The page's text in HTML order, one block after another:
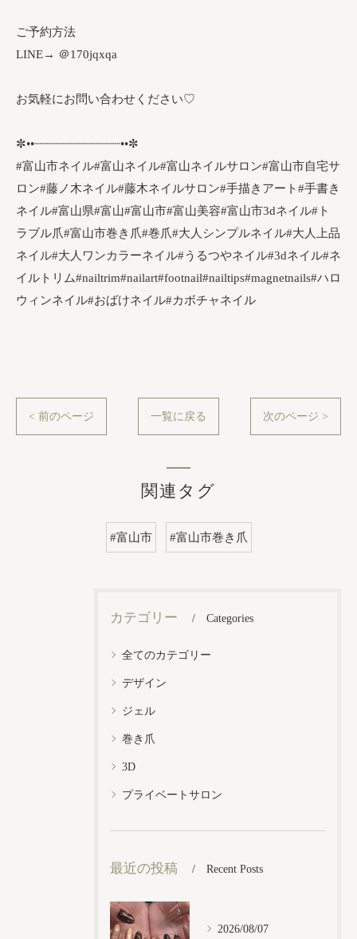
ご予約方法
LINE→ ＠170jqxqa
お気軽にお問い合わせください♡
✼••┈┈┈┈┈┈┈┈┈┈┈┈••✼
#富山市ネイル#富山ネイル#富山ネイルサロン#富山市自宅サ
ロン#藤ノ木ネイル#藤木ネイルサロン#手描きアート#手書き
ネイル#富山県#富山#富山市#富山美容#富山市3dネイル#ト
ラブル爪#富山市巻き爪#巻爪#大人シンプルネイル#大人上品
ネイル#大人ワンカラーネイル#うるつやネイル#3dネイル#ネ
イルトリム#nailtrim#nailart#footnail#nailtips#magnetnails#ハロ
ウィンネイル#おばけネイル#カボチャネイル
< 前のページ 一覧に戻る 次のページ >
関連タグ
#富山市 #富山市巻き爪
カテゴリー Categories
全てのカテゴリー
デザイン
ジェル
巻き爪
3D
プライベートサロン
最近の投稿 Recent Posts
2026/08/07